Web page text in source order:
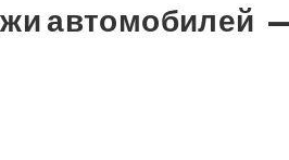
автомобилей